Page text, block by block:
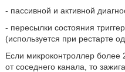
- пассивной и активной
- пересылки состояния
(используется при рестарте
Если микроконтроллер
от соседнего канала, то